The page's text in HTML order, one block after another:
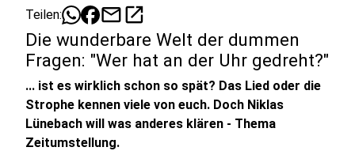
Teilen: mailopen_in_new
Die wunderbare Welt der dummen
Fragen: "Wer hat an der Uhr gedreht?"
... ist es wirklich schon so spät? Das Lied oder die
Strophe kennen viele von euch. Doch Niklas
Lünebach will was anderes klären - Thema
Zeitumstellung.